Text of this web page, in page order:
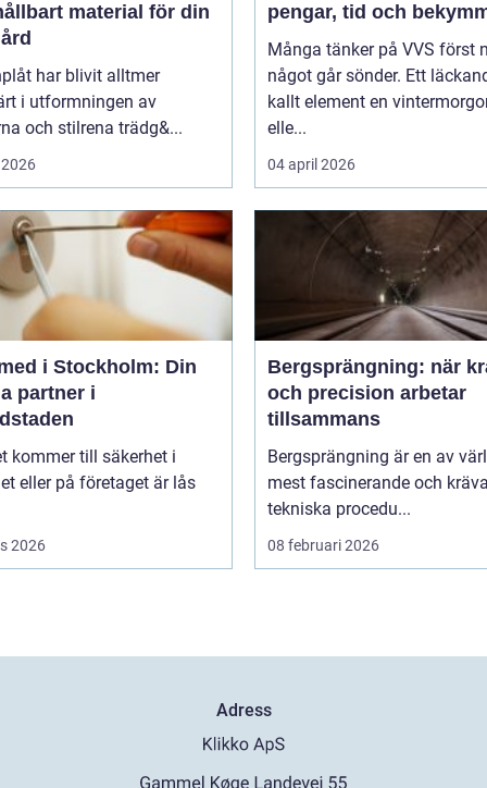
material för din
har blivit alltmer
i utformningen av
och stilrena trädg&...
pengar, tid och
Många tänker på VVS först
något går sönder. Ett
kallt element en
elle...
04 april 2026
i Stockholm: Din
partner i
kommer till säkerhet i
eller på företaget är lås
2026
Bergsprängning: när
och precision arbetar
tillsammans
Bergsprängning är en av
mest fascinerande och
tekniska procedu...
08 februari 2026
Adress